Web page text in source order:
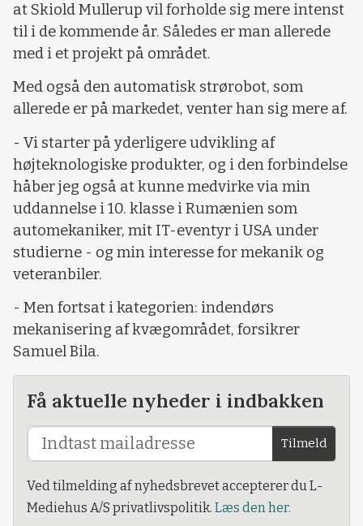
at Skiold Mullerup vil forholde sig mere intenst
til i de kommende år. Således er man allerede
med i et projekt på området.
Med også den automatisk strørobot, som
allerede er på markedet, venter han sig mere af.
- Vi starter på yderligere udvikling af
højteknologiske produkter, og i den forbindelse
håber jeg også at kunne medvirke via min
uddannelse i 10. klasse i Rumænien som
automekaniker, mit IT-eventyr i USA under
studierne - og min interesse for mekanik og
veteranbiler.
- Men fortsat i kategorien: indendørs
mekanisering af kvægområdet, forsikrer
Samuel Bila.
Få aktuelle nyheder i indbakken
Tilmeld
Ved tilmelding af nyhedsbrevet accepterer du L-
Mediehus A/S privatlivspolitik. Læs den her.